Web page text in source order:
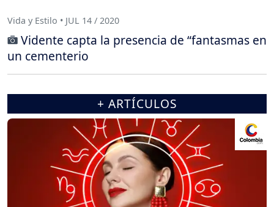
Vida y Estilo • JUL 14 / 2020
Vidente capta la presencia de “fantasmas en
un cementerio
+ ARTÍCULOS